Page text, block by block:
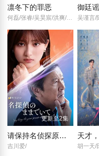
凛冬下的罪恶
何磊/张睿/吴昊宸/洪爽/王大奇/嘉泽/孙之鸿/肖涵/左腾云/刘伟峰/王心嫚/窦新豪/苏宥辰/李繁/刘亭希/刘朔豪/洪冰瑶/刘佳萌/李蒲赫/徐章/
御廷谣
更新至2集
请保持名侦探原来的样子
吉川爱/
天才